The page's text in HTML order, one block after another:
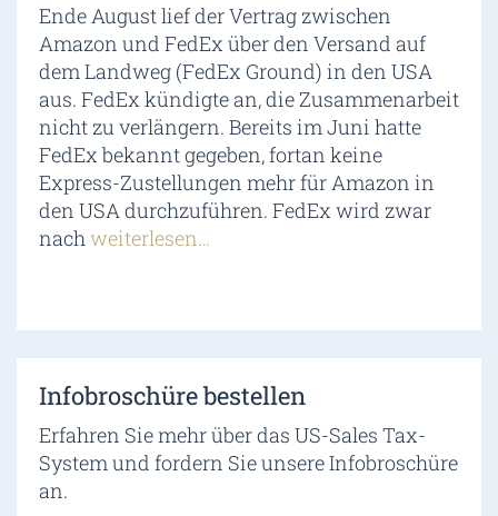
Ende August lief der Vertrag zwischen
Amazon und FedEx über den Versand auf
dem Landweg (FedEx Ground) in den USA
aus. FedEx kündigte an, die Zusammenarbeit
nicht zu verlängern. Bereits im Juni hatte
FedEx bekannt gegeben, fortan keine
Express-Zustellungen mehr für Amazon in
den USA durchzuführen. FedEx wird zwar
nach weiterlesen…
Infobroschüre bestellen
Erfahren Sie mehr über das US-Sales Tax-
System und fordern Sie unsere Infobroschüre
an.